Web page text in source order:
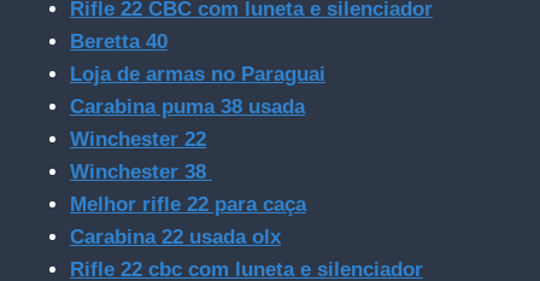
Rifle 22 CBC com luneta e silenciador
Beretta 40
Loja de armas no Paraguai
Carabina puma 38 usada
Winchester 22
Winchester 38
Melhor rifle 22 para caça
Carabina 22 usada olx
Rifle 22 cbc com luneta e silenciador